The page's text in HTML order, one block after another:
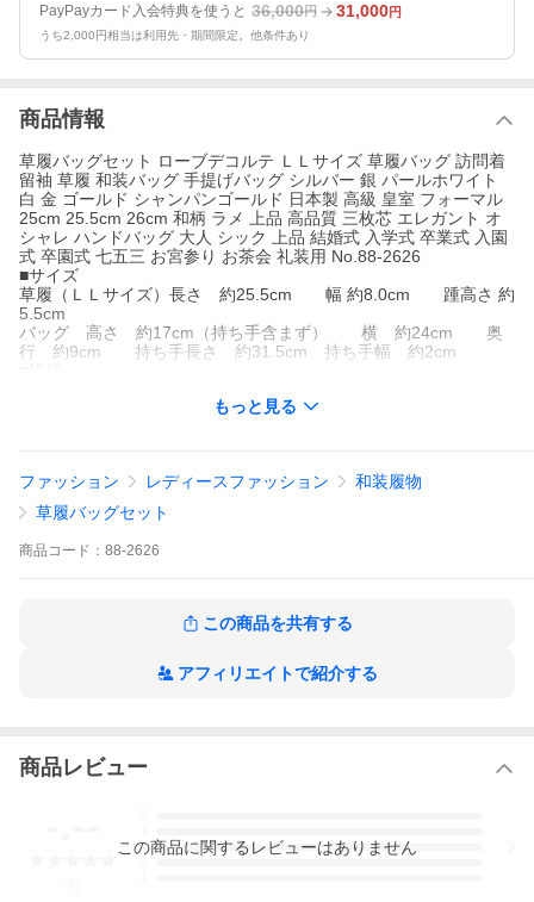
PayPayカード入会特典を使うと 36,000円 31,000円
うち2,000円相当は利用先・期間限定。他条件あり
商品情報
草履バッグセット ローブデコルテ ＬＬサイズ 草履バッグ 訪問着
留袖 草履 和装バッグ 手提げバッグ シルバー 銀 パールホワイト
白 金 ゴールド シャンパンゴールド 日本製 高級 皇室 フォーマル
25cm 25.5cm 26cm 和柄 ラメ 上品 高品質 三枚芯 エレガント オ
シャレ ハンドバッグ 大人 シック 上品 結婚式 入学式 卒業式 入園
式 卒園式 七五三 お宮参り お茶会 礼装用 No.88-2626
■サイズ
草履（ＬＬサイズ）長さ 約25.5cm 幅 約8.0cm 踵高さ 約
5.5cm
バッグ 高さ 約17cm（持ち手含まず） 横 約24cm 奥
行 約9cm 持ち手長さ 約31.5cm 持ち手幅 約2cm
■合せる着物
黒留袖 訪問着 付下げ 色無地 など
■着用シーズン
オールシーズン
■着用シーン
・ポリエステル100％（金銀糸使用）※口金中央留め具は変わるこ
・1セット持っていれば安心♪あらゆる礼装スタイルに重宝します♪
もっと見る
ファッション レディースファッション
和装履物
草履バッグセット
商品 コード： 88-2626
この商品を共有する
アフィリエイトで紹介する
商品レビュー
3
この商品に関するレビューはありません